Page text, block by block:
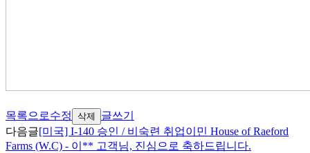
목록으로수정 삭제
글쓰기
다음글[미국] I-140 승인 / 비숙련 취업이민 House of Raeford
Farms (W.C) - 이** 고객님, 진심으로 축하드립니다.